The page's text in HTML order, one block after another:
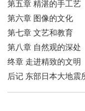
第五章 精湛的手工艺
第六章 图像的文化
第七章 文艺和教育
第八章 自然观的深处
终章 走进精致的文明
后记 东部日本大地震